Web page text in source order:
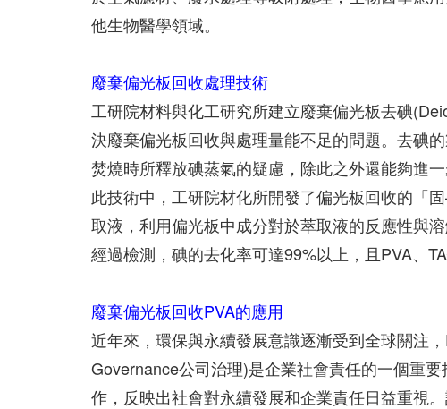
他生物醫學領域。
廢棄偏光板回收處理技術
工研院材料與化工研究所建立廢棄偏光板去碘
決廢棄偏光板回收與處理量能不足的問題。去碘
焚燒時所釋放碘蒸氣的疑慮，除此之外還能夠進
此技術中，工研院材化所開發了偏光板回收的「
取液，利用偏光板中成分對於萃取液的反應性與
經過檢測，碘的去化率可達99%以上，且PVA、
廢棄偏光板回收PVA的應用
近年來，環保與永續發展意識逐漸受到全球關注
Governance公司治理)是企業社會責任的一個重
作，反映出社會對永續發展和企業責任日益重視